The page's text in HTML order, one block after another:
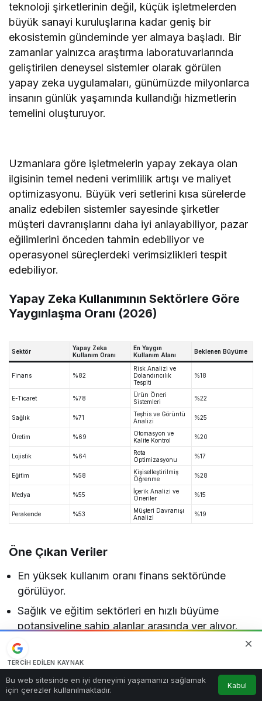
teknoloji şirketlerinin değil, küçük işletmelerden
büyük sanayi kuruluşlarına kadar geniş bir
ekosistemin gündeminde yer almaya başladı. Bir
zamanlar yalnızca araştırma laboratuvarlarında
geliştirilen deneysel sistemler olarak görülen
yapay zeka uygulamaları, günümüzde milyonlarca
insanın günlük yaşamında kullandığı hizmetlerin
temelini oluşturuyor.
Uzmanlara göre işletmelerin yapay zekaya olan
ilgisinin temel nedeni verimlilik artışı ve maliyet
optimizasyonu. Büyük veri setlerini kısa sürelerde
analiz edebilen sistemler sayesinde şirketler
müşteri davranışlarını daha iyi anlayabiliyor, pazar
eğilimlerini önceden tahmin edebiliyor ve
operasyonel süreçlerdeki verimsizlikleri tespit
edebiliyor.
Yapay Zeka Kullanımının Sektörlere Göre
Yaygınlaşma Oranı (2026)
Sektör
Yapay Zeka
Kullanım Oranı
En Yaygın
Kullanım Alanı
Beklenen Büyüme
Finans %82
Risk Analizi ve
Dolandırıcılık
Tespiti
%18
E-Ticaret %78
Ürün Öneri
Sistemleri
%22
Sağlık %71
Teşhis ve Görüntü
Analizi
%25
Üretim %69
Otomasyon ve
Kalite Kontrol
%20
Lojistik %64
Rota
Optimizasyonu
%17
Eğitim %58
Kişiselleştirilmiş
Öğrenme
%28
Medya %55
İçerik Analizi ve
Öneriler
%15
Perakende %53
Müşteri Davranışı
Analizi
%19
Öne Çıkan Veriler
En yüksek kullanım oranı finans sektöründe
görülüyor.
Sağlık ve eğitim sektörleri en hızlı büyüme
potansiyeline sahip alanlar arasında yer alıyor.
Üretim sektöründe yapay zeka yatırımları akıllı
fabrika dönüşümünü destekliyor.
E-ticaret şirketleri müşteri deneyimini geliştirmek
için yapay zeka kullanımını artırıyor.
TERCIH EDILEN KAYNAK
Kaynağı Ekle
Bu web sitesinde en iyi deneyimi yaşamanızı sağlamak
için çerezler kullanılmaktadır.
Kabul
Anasayfa Akış Bildirimler
0